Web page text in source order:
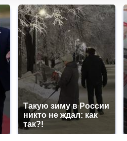
Такую зиму в России
никто не ждал: как
так?!